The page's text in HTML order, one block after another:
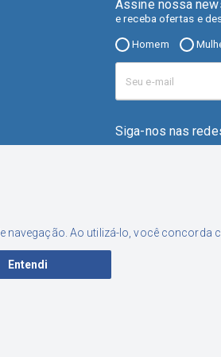
navegação. Ao utilizá-lo, você concorda
Entendi
Assine nossa
e receba ofertas e
Homem
Siga-nos nas